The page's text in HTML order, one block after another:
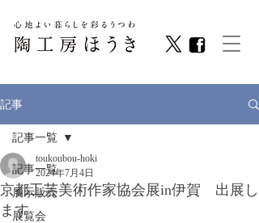
記事
記事一覧
展示販売
展覧会
記事一覧
京都工芸美術作家協会展in伊賀 出展し
ます
toukoubou-hoki
2024年7月4日